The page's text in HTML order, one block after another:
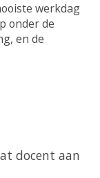
werkdag
onder de
en de
docent aan